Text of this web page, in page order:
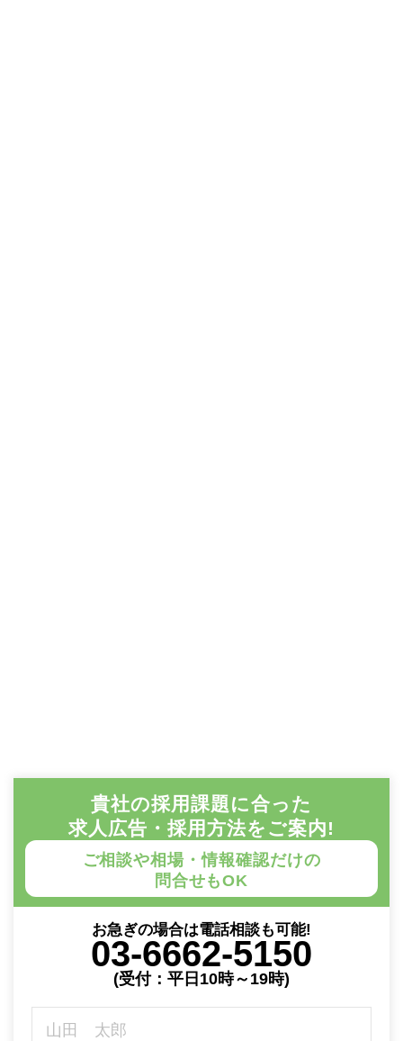
貴社の採用課題に合った
求人広告・採用方法をご案内!
ご相談や相場・情報確認だけの
問合せもOK
お急ぎの場合は電話相談も可能!
03-6662-5150
(受付：平日10時～19時)